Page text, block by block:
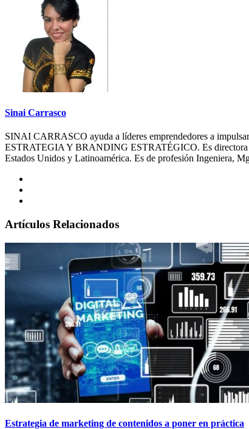
Sinai Carrasco
SINAI CARRASCO ayuda a líderes emprendedores a
ESTRATEGIA Y BRANDING ESTRATÉGICO. Es directora
Estados Unidos y Latinoamérica. Es de profesión Ingeniera,
Artículos Relacionados
Estrategia de marketing de contenidos a poner en práctica